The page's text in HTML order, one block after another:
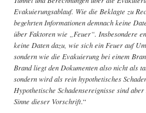
Evakuierungsablauf. Wie die Beklagte zu
begehrten Informationen demnach keine
über Faktoren wie „Feuer“. Insbesondere
keine Daten dazu, wie sich ein Feuer auf
sondern wie die Evakuierung bei einem
Brand liegt den Dokumenten also nicht als
sondern wird als rein hypothetisches
Hypothetische Schadensereignisse sind
Sinne dieser Vorschrift.“